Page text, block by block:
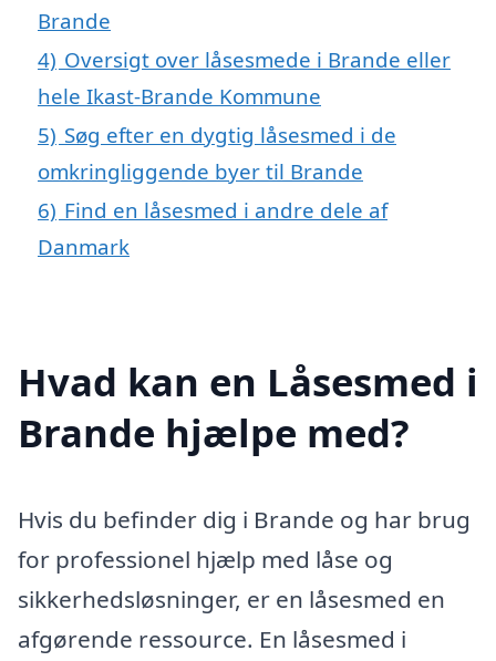
Brande
4) Oversigt over låsesmede i Brande eller
hele Ikast-Brande Kommune
5) Søg efter en dygtig låsesmed i de
omkringliggende byer til Brande
6) Find en låsesmed i andre dele af
Danmark
Hvad kan en Låsesmed i
Brande hjælpe med?
Hvis du befinder dig i Brande og har brug
for professionel hjælp med låse og
sikkerhedsløsninger, er en låsesmed en
afgørende ressource. En låsesmed i